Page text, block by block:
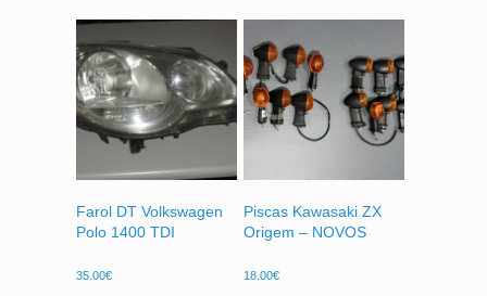
Farol DT Volkswagen
Polo 1400 TDI
35.00€
Piscas Kawasaki ZX
Origem – NOVOS
18.00€